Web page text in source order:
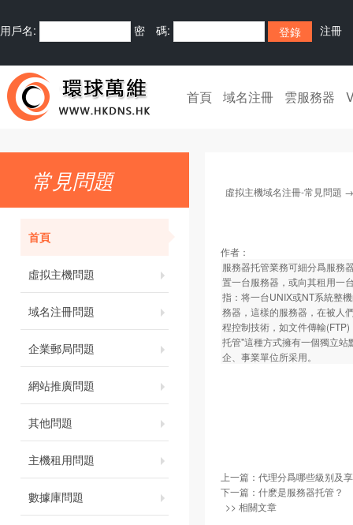
用戶名: 密 碼: 注冊
首頁 域名注冊 雲服務器
常見問題
首頁
虛拟主機問題
域名注冊問題
企業郵局問題
網站推廣問題
其他問題
主機租用問題
數據庫問題
虛拟主機域名注冊-常見問題
作者：
服務器托管業務可細分爲服務
置一台服務器，或向其租用一
指：将一台UNIX或NT系統整
務器，這樣的服務器，在被人
程控制技術，如文件傳輸
托管"這種方式擁有一個獨立
企、事業單位所采用。
上一篇： 代理分爲哪些級别及
下一篇： 什麽是服務器托管？
>> 相關文章